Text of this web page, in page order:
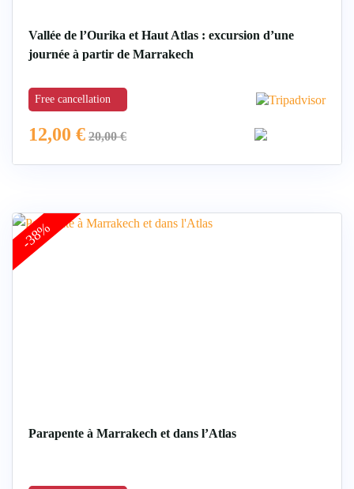
Vallée de l’Ourika et Haut Atlas : excursion d’une
journée à partir de Marrakech
Free cancellation
12,00 € 20,00€
-38%
Parapente à Marrakech et dans l’Atlas